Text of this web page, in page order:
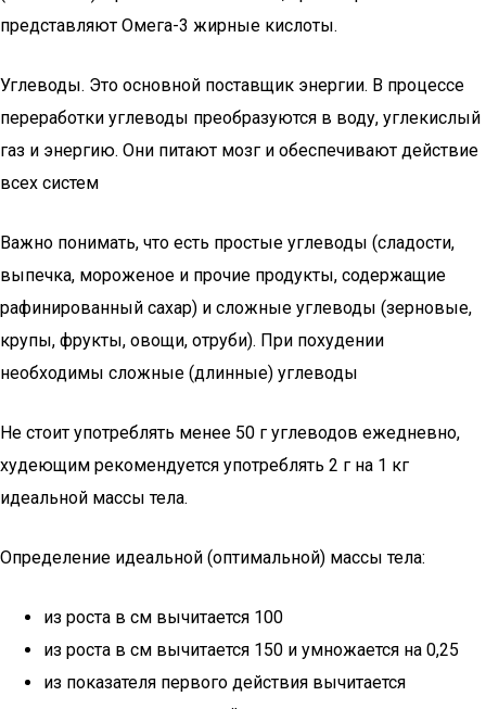
представляют Омега-3 жирные кислоты.
Углеводы. Это основной поставщик энергии. В процессе
переработки углеводы преобразуются в воду, углекислый
газ и энергию. Они питают мозг и обеспечивают действие
всех систем
Важно понимать, что есть простые углеводы (сладости,
выпечка, мороженое и прочие продукты, содержащие
рафинированный сахар) и сложные углеводы (зерновые,
крупы, фрукты, овощи, отруби). При похудении
необходимы сложные (длинные) углеводы
Не стоит употреблять менее 50 г углеводов ежедневно,
худеющим рекомендуется употреблять 2 г на 1 кг
идеальной массы тела.
Определение идеальной (оптимальной) массы тела:
из роста в см вычитается 100
из роста в см вычитается 150 и умножается на 0,25
из показателя первого действия вычитается